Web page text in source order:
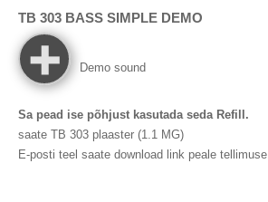
TB 303 BASS SIMPLE DEMO
Demo sound
Sa pead ise põhjust kasutada seda Refill.
saate TB 303 plaaster (1.1 MG)
E-posti teel saate download link peale tellimuse.